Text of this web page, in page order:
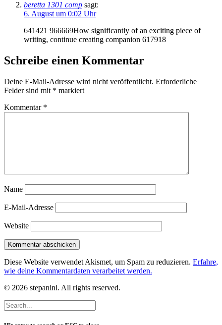
beretta 1301 comp sagt:
6. August um 0:02 Uhr
641421 966669How significantly of an exciting piece of
writing, continue creating companion 617918
Schreibe einen Kommentar
Deine E-Mail-Adresse wird nicht veröffentlicht. Erforderliche
Felder sind mit * markiert
Kommentar *
Name
E-Mail-Adresse
Website
Diese Website verwendet Akismet, um Spam zu reduzieren. Erfahre,
wie deine Kommentardaten verarbeitet werden.
© 2026 stepanini. All rights reserved.